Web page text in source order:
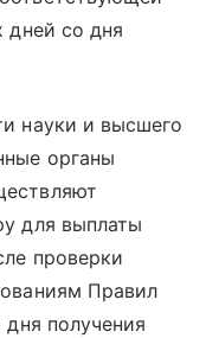
дней со дня
науки и высшего
органы
для выплаты
проверки
Правил
получения